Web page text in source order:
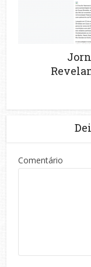
Comentário